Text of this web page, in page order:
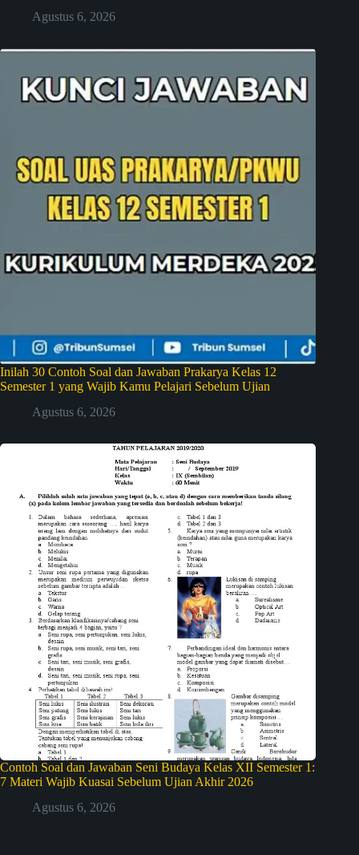
Agustus 6, 2026
Inilah 30 Contoh Soal dan Jawaban Prakarya Kelas 12
Semester 1 yang Wajib Kamu Pelajari Sebelum Ujian
Agustus 6, 2026
Contoh Soal dan Jawaban Seni Budaya Kelas XII Semester 1:
7 Materi Wajib Kuasai Sebelum Ujian Akhir 2026
Agustus 6, 2026